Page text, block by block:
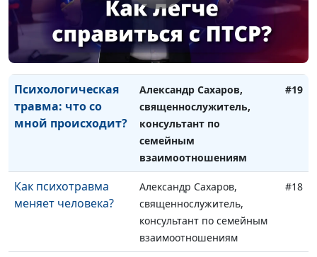
Как человек
реагирует на
травму?
Александр Сахаров,
священнослужитель,
консультант по семейным
взаимоотношениям
#20
Психологическая
травма: что со
мной происходит?
Александр Сахаров,
священнослужитель,
консультант по
семейным
взаимоотношениям
#19
Как психотравма
меняет человека?
Александр Сахаров,
священнослужитель,
консультант по семейным
взаимоотношениям
#18